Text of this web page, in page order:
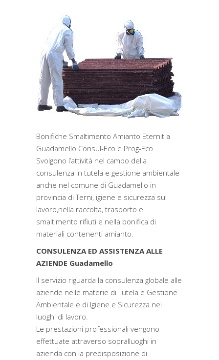
Bonifiche Smaltimento Amianto Eternit a
Guadamello Consul-Eco e Prog-Eco
Svolgono l’attività nel campo della
consulenza in tutela e gestione ambientale
anche nel comune di Guadamello in
provincia di Terni, igiene e sicurezza sul
lavoro,nella raccolta, trasporto e
smaltimento rifiuti e nella bonifica di
materiali contenenti amianto.
CONSULENZA ED ASSISTENZA ALLE
AZIENDE Guadamello
Il servizio riguarda la consulenza globale alle
aziende nelle materie di Tutela e Gestione
Ambientale e di Igiene e Sicurezza nei
luoghi di lavoro.
Le prestazioni professionali vengono
effettuate attraverso sopralluoghi in
azienda con la predisposizione di